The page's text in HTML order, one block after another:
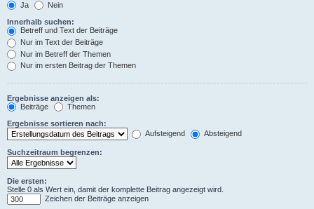
Ja
Nein
Innerhalb suchen:
Betreff und Text der Beiträge
Nur im Text der Beiträge
Nur im Betreff der Themen
Nur im ersten Beitrag der Themen
Ergebnisse anzeigen als:
Beiträge
Themen
Ergebnisse sortieren nach:
Aufsteigend
Absteigend
Suchzeitraum begrenzen:
Die ersten:
Stelle 0 als Wert ein, damit der komplette Beitrag angezeigt wird.
Zeichen der Beiträge anzeigen